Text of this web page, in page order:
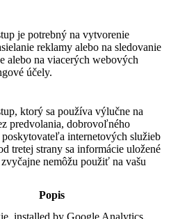
je potrebný na vytvorenie
reklamy alebo na sledovanie
alebo na viacerých webových
účely.
ktorý sa používa výlučne na
predvolania, dobrovoľného
internetových služieb
tretej strany sa informácie uložené
nemôžu použiť na vašu
Popis
installed by Google Analytics,